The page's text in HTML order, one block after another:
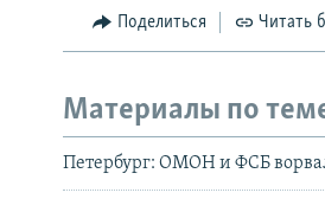
Поделиться Читать
Материалы по
Петербург: ОМОН и ФСБ